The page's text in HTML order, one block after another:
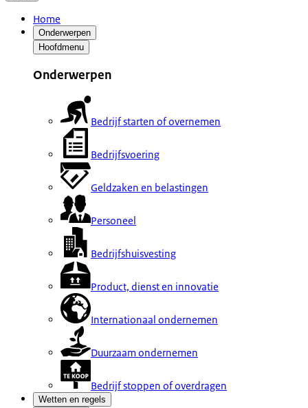
Home
Onderwerpen
Hoofdmenu
Onderwerpen
Bedrijf starten of overnemen
Bedrijfsvoering
Geldzaken en belastingen
Personeel
Bedrijfshuisvesting
Product, dienst en innovatie
Internationaal ondernemen
Duurzaam ondernemen
Bedrijf stoppen of overdragen
Wetten en regels